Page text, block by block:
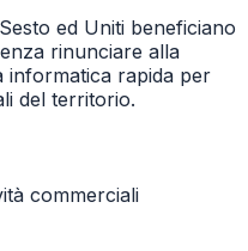
ed Uniti beneficiano
rinunciare alla
informatica rapida per
del territorio.
commerciali